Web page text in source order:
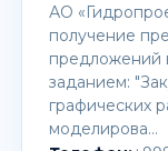
АО
получение
предложений
заданием:
графических
моделирова…